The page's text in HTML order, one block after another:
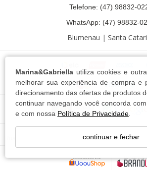
Marina&Gabriella utiliza cookies e
melhorar sua experiência de compra e
direcionamento das ofertas de produtos
continuar navegando você concorda
e com nossa Política de Privacidade.
continuar e fechar
Telefone: (47) 98832-
WhatsApp: (47) 98832-
Blumenau | Santa
Rua Ricardo Paul,76 Bairro Escola Agrícola -